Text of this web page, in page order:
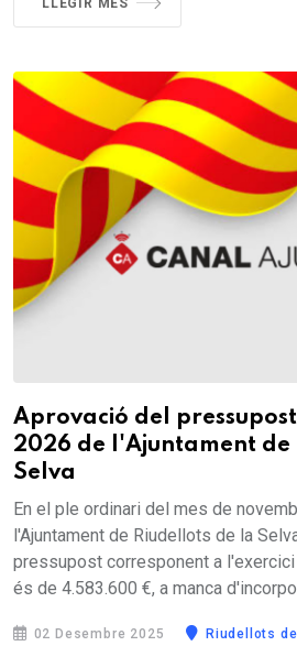
LLEGIR MÉS
Aprovació del
2026 de l'Ajuntament de
Selva
En el ple ordinari del mes de
l'Ajuntament de Riudellots de la
pressupost corresponent a
és de 4.583.600 €, a manca
02 Desembre 2025 Riudellots